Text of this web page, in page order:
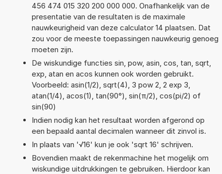
456 474 015 320 200 000 000. Onafhankelijk van de
presentatie van de resultaten is de maximale
nauwkeurigheid van deze calculator 14 plaatsen. Dat
zou voor de meeste toepassingen nauwkeurig genoeg
moeten zijn.
De wiskundige functies sin, pow, asin, cos, tan, sqrt,
exp, atan en acos kunnen ook worden gebruikt.
Voorbeeld: asin(1/2), sqrt(4), 3 pow 2, 2 exp 3,
atan(1/4), acos(1), tan(90°), sin(π/2), cos(pi/2) of
sin(90)
Indien nodig kan het resultaat worden afgerond op
een bepaald aantal decimalen wanneer dit zinvol is.
In plaats van '√16' kun je ook 'sqrt 16' schrijven.
Bovendien maakt de rekenmachine het mogelijk om
wiskundige uitdrukkingen te gebruiken. Hierdoor kan